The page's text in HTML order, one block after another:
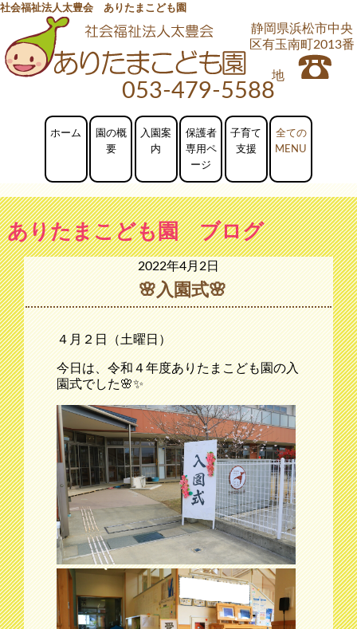
社会福祉法人太豊会 ありたまこども園
静岡県浜松市中央
区有玉南町2013番
地
053-479-5588
ホーム
園の概
要
入園案
内
保護者
専用ペ
ージ
子育て
支援
ありたまこども園 ブログ
2022年4月2日
🌸入園式🌸
４月２日（土曜日）
今日は、令和４年度ありたまこども園の入
園式でした🌸✨